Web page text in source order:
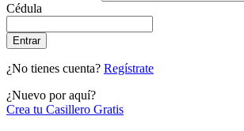
Cédula
Entrar
¿No tienes cuenta? Regístrate
¿Nuevo por aquí?
Crea tu Casillero Gratis